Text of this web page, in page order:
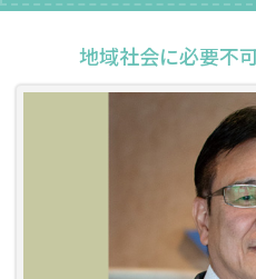
地域社会に必要不